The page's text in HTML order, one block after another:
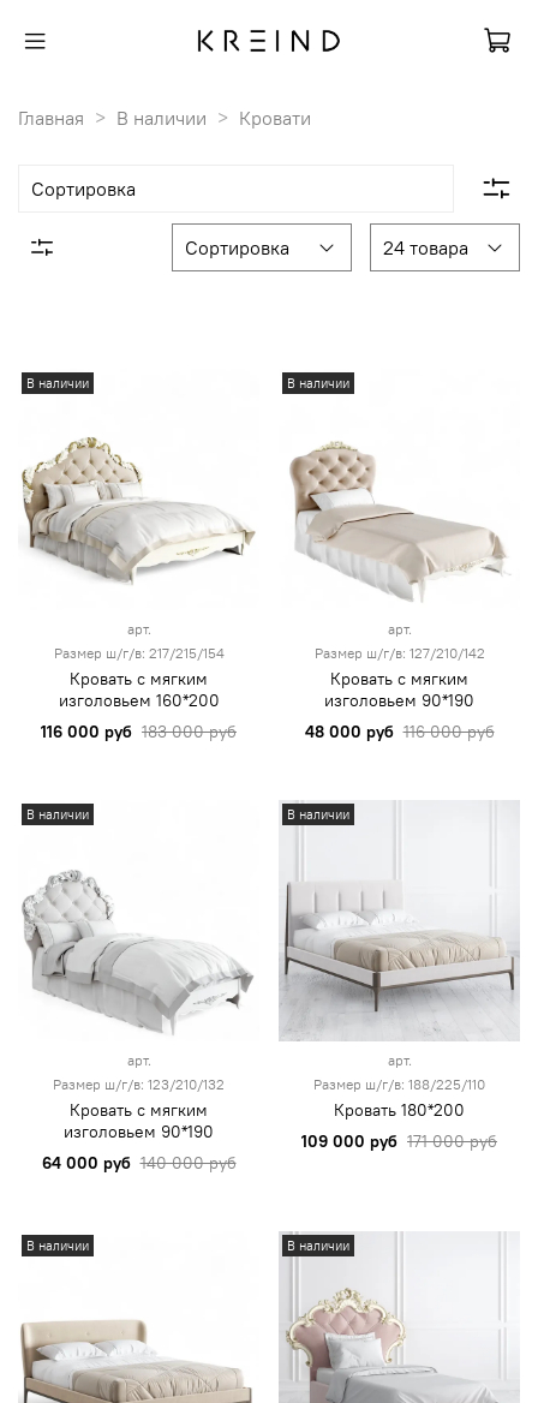
Главная В наличии Кровати
В наличии
арт.
Размер ш/г/в: 217/215/154
Кровать с мягким
изголовьем 160*200
116 000 руб 183 000 руб
В наличии
арт.
Размер ш/г/в: 127/210/142
Кровать с мягким
изголовьем 90*190
48 000 руб 116 000 руб
В наличии
арт.
Размер ш/г/в: 123/210/132
Кровать с мягким
изголовьем 90*190
64 000 руб 140 000 руб
В наличии
арт.
Размер ш/г/в: 188/225/110
Кровать 180*200
109 000 руб 171 000 руб
В наличии В наличии